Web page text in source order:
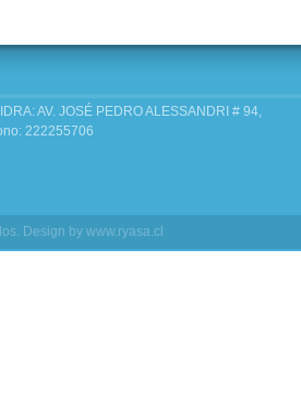
AV. JOSÉ PEDRO ALESSANDRI # 94,
222255706
Design by www.ryasa.cl